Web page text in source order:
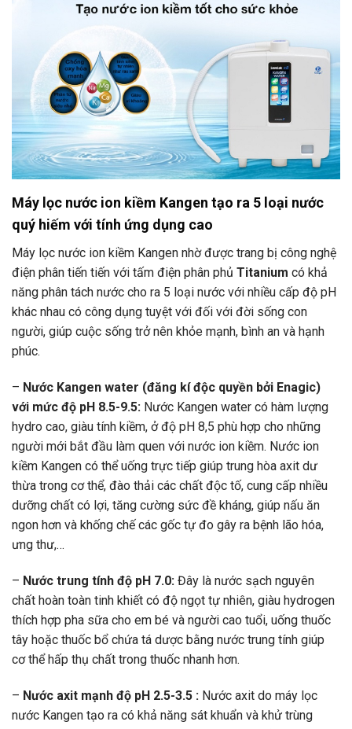
Máy lọc nước ion kiềm Kangen tạo ra 5 loại nước
quý hiếm với tính ứng dụng cao
Máy lọc nước ion kiềm Kangen nhờ được trang bị công nghệ
điện phân tiến tiến với tấm điện phân phủ Titanium có khả
năng phân tách nước cho ra 5 loại nước với nhiều cấp độ pH
khác nhau có công dụng tuyệt với đối với đời sống con
người, giúp cuộc sống trở nên khỏe mạnh, bình an và hạnh
phúc.
– Nước Kangen water (đăng kí độc quyền bởi Enagic)
với mức độ pH 8.5-9.5: Nước Kangen water có hàm lượng
hydro cao, giàu tính kiềm, ở độ pH 8,5 phù hợp cho những
người mới bắt đầu làm quen với nước ion kiềm. Nước ion
kiềm Kangen có thể uống trực tiếp giúp trung hòa axit dư
thừa trong cơ thể, đào thải các chất độc tố, cung cấp nhiều
dưỡng chất có lợi, tăng cường sức đề kháng, giúp nấu ăn
ngon hơn và khống chế các gốc tự đo gây ra bệnh lão hóa,
ưng thư,…
– Nước trung tính độ pH 7.0: Đây là nước sạch nguyên
chất hoàn toàn tinh khiết có độ ngọt tự nhiên, giàu hydrogen
thích hợp pha sữa cho em bé và người cao tuổi, uống thuốc
tây hoặc thuốc bổ chứa tá dược bằng nước trung tính giúp
cơ thể hấp thụ chất trong thuốc nhanh hơn.
– Nước axit mạnh độ pH 2.5-3.5 : Nước axit do máy lọc
nước Kangen tạo ra có khả năng sát khuẩn và khử trùng